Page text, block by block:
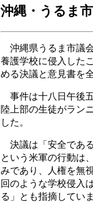
沖縄・うるま
沖縄県うるま市議
養護学校に侵入した
める決議と意見書を
事件は十八日午後
陸上部の生徒がラン
した。
決議は「安全であ
という米軍の行動は
みであり、人権を無
回のような学校侵入
る」とも指摘していま